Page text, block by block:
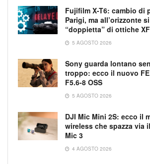
Fujifilm X-T6: cambio di
Parigi, ma all’orizzonte
“doppietta” di ottiche XF
5 AGOSTO 2026
Sony guarda lontano
troppo: ecco il nuovo FE
F5.6-8 OSS
5 AGOSTO 2026
DJI Mic Mini 2S: ecco il
wireless che spazza via
Mic 3
4 AGOSTO 2026